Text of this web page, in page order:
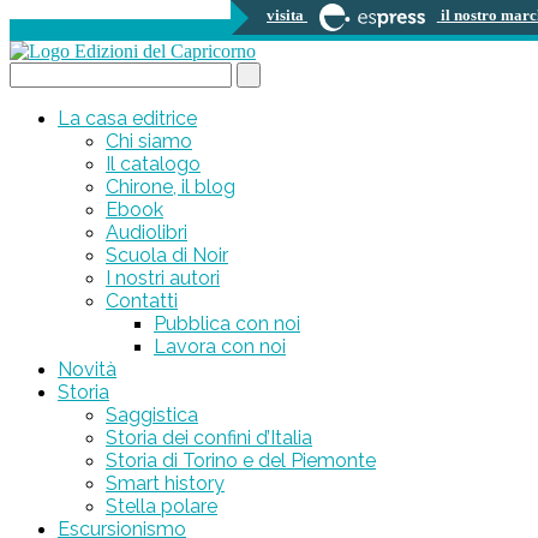
visita il nostro
La casa editrice
Chi siamo
Il catalogo
Chirone, il blog
Ebook
Audiolibri
Scuola di Noir
I nostri autori
Contatti
Pubblica con noi
Lavora con noi
Novità
Storia
Saggistica
Storia dei confini d’Italia
Storia di Torino e del Piemonte
Smart history
Stella polare
Escursionismo